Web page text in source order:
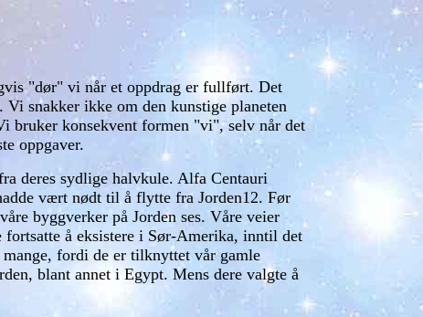
"dør" vi når et oppdrag er fullført. Det
snakker ikke om den kunstige planeten
bruker konsekvent formen "vi", selv når det
oppgaver.
deres sydlige halvkule. Alfa Centauri
vært nødt til å flytte fra Jorden12. Før
byggverker på Jorden ses. Våre veier
å eksistere i Sør-Amerika, inntil det
fordi de er tilknyttet vår gamle
blant annet i Egypt. Mens dere valgte å